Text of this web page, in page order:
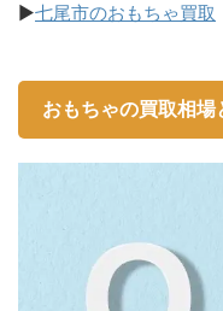
▶七尾市のおもちゃ買取
おもちゃの買取相